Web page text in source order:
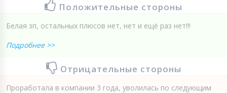
Положительные стороны
Белая зп, остальных плюсов нет, нет и ещё раз нет!!!
Подробнее >>
Отрицательные стороны
Проработала в компании 3 года, уволилась по следующим